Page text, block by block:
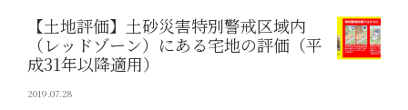
【土地評価】土砂災害特別警戒区域内
（レッドゾーン）にある宅地の評価（平
成31年以降適用）
2019.07.28